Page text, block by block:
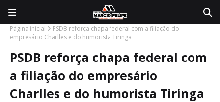
Página inicial
PSDB reforça chapa federal com a filiação do
empresário Charlles e do humorista Tiringa
PSDB reforça chapa federal com
a filiação do empresário
Charlles e do humorista Tiringa